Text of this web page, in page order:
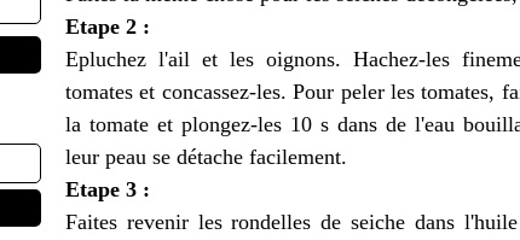
Etape 2 :
Epluchez l'ail et les oignons. Hachez-les
tomates et concassez-les. Pour peler les tomates,
la tomate et plongez-les 10 s dans de l'eau
leur peau se détache facilement.
Etape 3 :
Faites revenir les rondelles de seiche dans